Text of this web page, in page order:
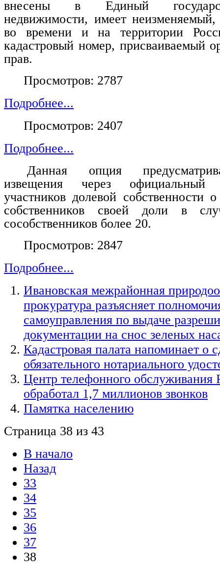
внесены в Единый
недвижимости, имеет
во времени и на территории
кадастровый номер, присваиваемый
прав.
Просмотров: 2787
Подробнее...
Просмотров: 2407
Подробнее...
Данная опция
извещения через официальный
участников долевой собственности
собственников своей доли в
сособственников более 20.
Просмотров: 2847
Подробнее...
Ивановская межрайонная
прокуратура разъясняет
самоуправления по выдаче
документации на снос зеленых
Кадастровая палата напоминает о
обязательного нотариального
Центр телефонного обслуживания
обработал 1,7 миллионов звонков
Памятка населению
Страница 38 из 43
В начало
Назад
33
34
35
36
37
38